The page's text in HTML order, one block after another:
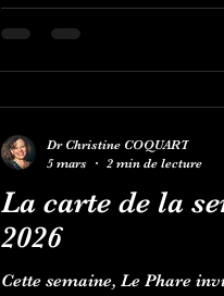
La carte de la
2026
Cette semaine, Le Phare
Dr Christine COQUART
5 mars
2 min de lecture